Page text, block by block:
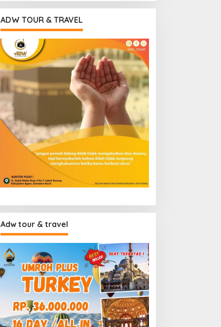
ADW TOUR & TRAVEL
Adw tour & travel